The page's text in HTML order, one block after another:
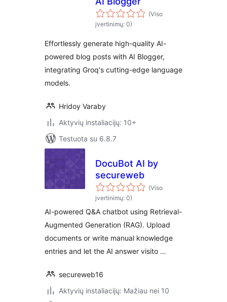
(Viso
įvertinimų: 0)
Effortlessly generate high-quality AI-
powered blog posts with AI Blogger,
integrating Groq's cutting-edge language
models.
Hridoy Varaby
Aktyvių instaliacijų: 10+
Testuota su 6.8.7
DocuBot AI by
secureweb
(Viso
įvertinimų: 0)
AI-powered Q&A chatbot using Retrieval-
Augmented Generation (RAG). Upload
documents or write manual knowledge
entries and let the AI answer visito …
secureweb16
Aktyvių instaliacijų: Mažiau nei 10